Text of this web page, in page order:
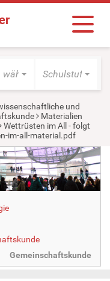
Schulstufe
und
Materialien
Wettrüsten im All - folgt
im-all-material.pdf
Gemeinschaftskunde